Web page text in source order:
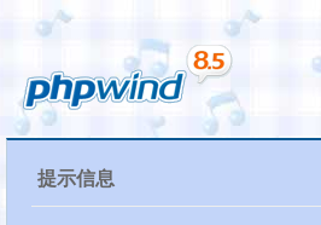
提示信息